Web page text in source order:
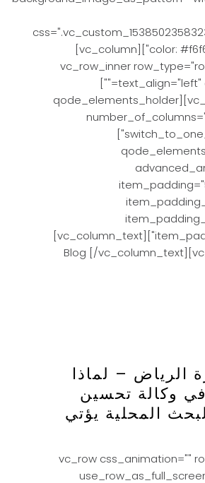
color: #f6f6f6 !important;}"][vc_column]
[vc_row_inner
text_align="left" css_animation=""]
[vc_column_inner][qode_elements_holder
switch_to_one_column="1000"]
item_padding_480="5%"][vc_column_text]
Blog [/
الرياض – لماذا
في وكالة تحسين
المحلية يؤتي
[vc_row css_animation=""